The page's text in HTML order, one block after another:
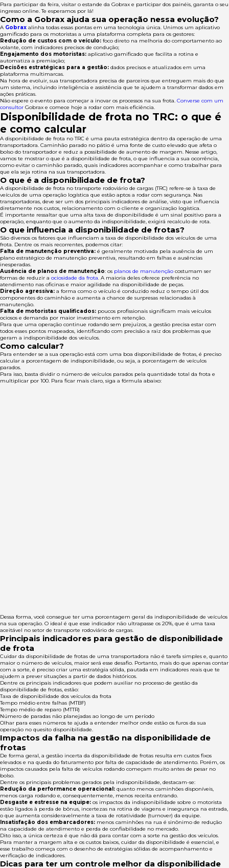
Para participar da feira, visitar o estande da Gobrax e participar dos painéis, garanta o seu
ingresso online. Te esperamos por lá!
Como a Gobrax ajuda sua operação nessa evolução?
A Gobrax alinha todas essas pontas em uma tecnologia única. Unimos um aplicativo
gamificado para os motoristas a uma plataforma completa para os gestores:
Redução de custos com o veículo: foco direto na melhoria do comportamento ao
volante, com indicadores precisos de condução;
Engajamento dos motoristas: aplicativo gamificado que facilita a rotina e
automatiza a premiação;
Decisões estratégicas para a gestão: dados precisos e atualizados em uma
plataforma multimarcas.
Na hora de evoluir, sua transportadora precisa de parceiros que entreguem mais do que
um sistema, incluindo inteligência e assistência que te ajudem a transformar dados em
ações práticas.
Não espere o evento para começar a inovar os processos na sua frota. Converse com um
consultor Gobrax e comece hoje a rodar com mais eficiência.
Disponibilidade de frota no TRC: o que é
e como calcular
A disponibilidade de frota no TRC é uma pauta estratégica dentro da operação de uma
transportadora. Caminhão parado no pátio é uma fonte de custo elevado que afeta o
bolso do transportador e reduz a possibilidade de aumento de margem. Nesse artigo,
vamos te mostrar o que é a disponibilidade de frota, o que influencia a sua ocorrência,
como evitar o caminhão parado, quais indicadores acompanhar e como trabalhar para
que ela seja rotina na sua transportadora.
O que é a disponibilidade de frota?
A disponibilidade de frota no transporte rodoviário de cargas (TRC) refere-se à taxa de
veículos de uma operação logística que estão aptos a rodar com segurança. Nas
transportadoras, deve ser um dos principais indicadores de análise, visto que influencia
diretamente nos custos, relacionamento com o cliente e organização logística.
É importante ressaltar que uma alta taxa de disponibilidade é um sinal positivo para a
operação, enquanto que o aumento da indisponibilidade, exigirá recalculo de rota.
O que influencia a disponibilidade de frotas?
São diversos os fatores que influenciam a taxa de disponibilidade dos veículos de uma
frota. Dentre os mais recorrentes, podemos citar:
Falta de manutenção preventiva: é geralmente motivada pela ausência de um
plano estratégico de manutenção preventiva, resultando em falhas e ausências
inesperadas.
Ausência de planos de manutenção: os planos de manutenção costumam ser
formas de reduzir a ociosidade da frota. A maioria deles oferece preferência no
atendimento nas oficinas e maior agilidade na disponibilidade de peças.
Direção agressiva: a forma como o veículo é conduzido reduz o tempo útil dos
componentes do caminhão e aumenta a chance de surpresas relacionadas à
manutenção.
Falta de motoristas qualificados: poucos profissionais significam mais veículos
ociosos e demanda por maior investimento em retenção.
Para que uma operação continue rodando sem prejuízos, a gestão precisa estar com
todos esses pontos mapeados, identificando com precisão a raiz dos problemas que
geram a indisponibilidade dos veículos.
Como calcular?
Para entender se a sua operação está com uma boa disponibilidade de frotas, é preciso
calcular a porcentagem de indisponibilidade, ou seja, a porcentagem de veículos
parados.
Para isso, basta dividir o número de veículos parados pela quantidade total da frota e
multiplicar por 100. Para ficar mais claro, siga a fórmula abaixo:
Dessa forma, você consegue ter uma porcentagem geral da indisponibilidade de veículos
na sua operação. O ideal é que esse indicador não ultrapasse os 20%, que é uma taxa
aceitável no setor de transporte rodoviário de cargas.
Principais indicadores para gestão de disponibilidade
de frota
Cuidar da disponibilidade de frotas de uma transportadora não é tarefa simples e, quanto
maior o número de veículos, maior será esse desafio. Portanto, mais do que apenas contar
com a sorte, é preciso criar uma estratégia sólida, pautada em indicadores reais que te
ajudem a prever situações a partir de dados históricos.
Dentre os principais indicadores que podem auxiliar no processo de gestão da
disponibilidade de frotas, estão:
Taxa de disponibilidade dos veículos da frota
Tempo médio entre falhas (MTBF)
Tempo médio de reparo (MTTR)
Número de paradas não planejadas ao longo de um período
Olhar para esses números te ajuda a entender melhor onde estão os furos da sua
operação no quesito disponibilidade.
Impactos da falha na gestão na disponibilidade de
frotas
De forma geral, a gestão incerta da disponibilidade de frotas resulta em custos fixos
elevados e na queda do faturamento por falta de capacidade de atendimento. Porém, os
impactos causados pela falta de veículos rodando começam muito antes de pesar no
bolso.
Dentre os principais problemas gerados pela indisponibilidade, destacam-se:
Redução da performance operacional: quanto menos caminhões disponíveis,
menos carga rodando e, consequentemente, menos receita entrando.
Desgaste e estresse na equipe: os impactos da indisponibilidade sobre o motorista
estão ligados à perda de bônus, incertezas na rotina de viagens e insegurança na estrada,
o que aumenta consideravelmente a taxa de rotatividade (turnover) da equipe.
Insatisfação dos embarcadores: menos caminhões na rua é sinônimo de redução
na capacidade de atendimento e perda de confiabilidade no mercado.
Dito isso, a única certeza é que não dá para contar com a sorte na gestão dos veículos.
Para manter a margem alta e os custos baixos, cuidar da disponibilidade é essencial, e
esse trabalho começa com o desenho de estratégias sólidas de acompanhamento e
verificação de indicadores.
Dicas para ter um controle melhor da disponibilidade